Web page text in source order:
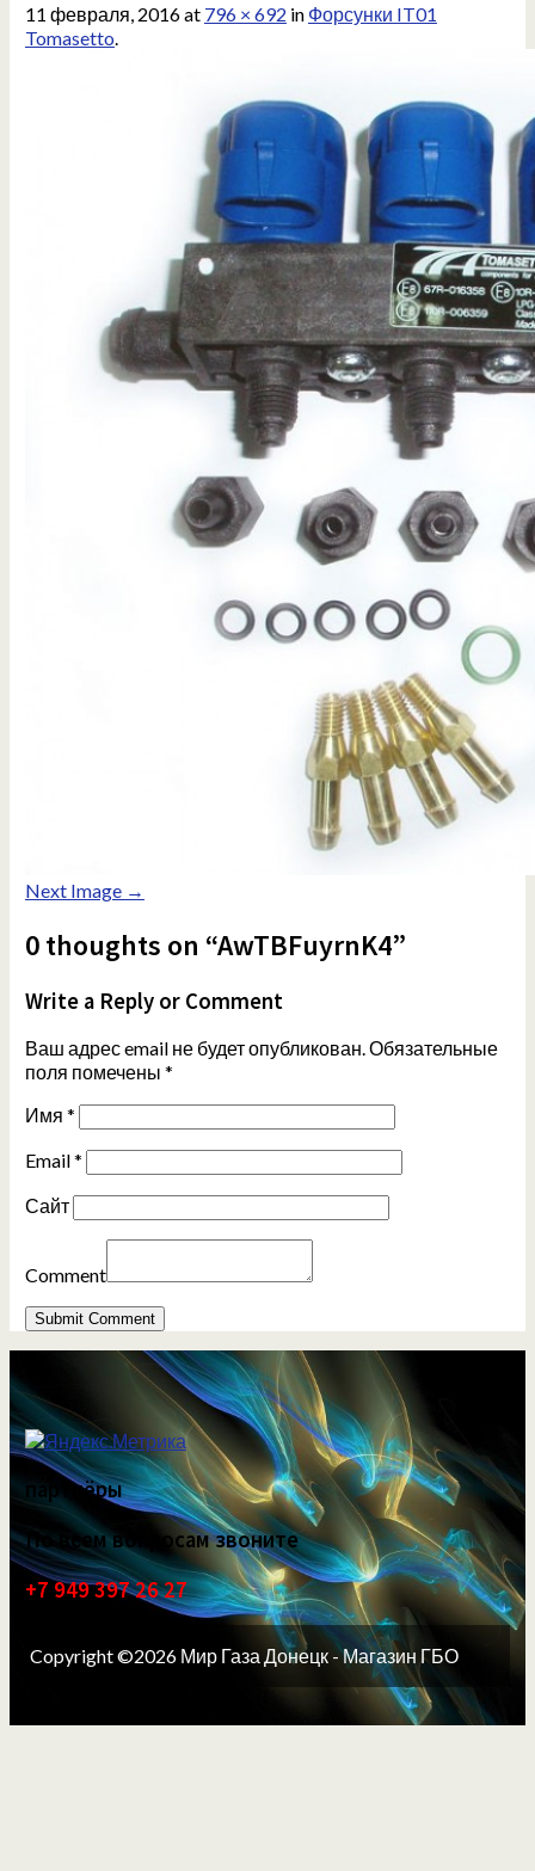
11 февраля, 2016at 796 × 692 in Форсунки IT01
Tomasetto.
Next Image →
0 thoughts on “AwTBFuyrnK4”
Write a Reply or Comment
Ваш адрес email не будет опубликован.Обязательные
поля помечены *
Имя *
Email*
Сайт
Comment
партнёры
По всем вопросам звоните
+7 949 397 26 27
Copyright ©2026 Мир Газа Донецк - Магазин ГБО